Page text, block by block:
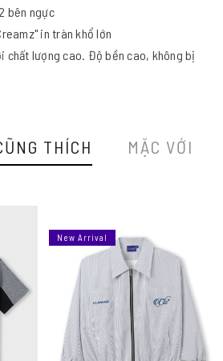
bên ngực
in tràn khổ lớn
chất lượng cao. Độ bền cao, không bị
THÍCH MẶC VỚI
New Arrival